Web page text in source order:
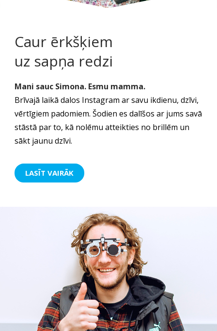
Caur ērkšķiem
uz sapņa redzi
Mani sauc Simona. Esmu mamma.
Brīvajā laikā dalos Instagram ar savu ikdienu, dzīvi,
vērtīgiem padomiem. Šodien es dalīšos ar jums savā
stāstā par to, kā nolēmu atteikties no brillēm un
sākt jaunu dzīvi.
LASĪT VAIRĀK